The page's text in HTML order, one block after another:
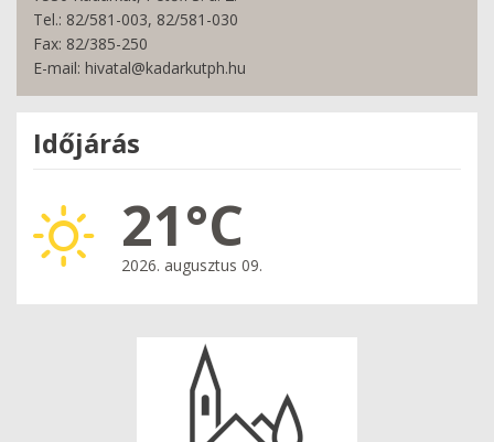
Tel.: 82/581-003, 82/581-030
Fax: 82/385-250
E-mail: hivatal@kadarkutph.hu
Időjárás
21°C
2026. augusztus 09.